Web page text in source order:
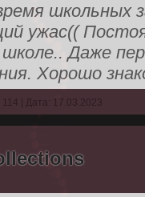
школьных
ужас((
школе.. Даже
Хорошо
| Дата: 17.03.2023